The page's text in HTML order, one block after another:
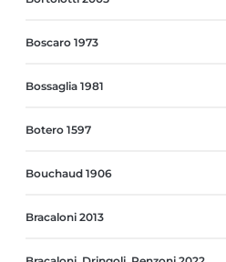
Boscaro 1973
Bossaglia 1981
Botero 1597
Bouchaud 1906
Bracaloni 2013